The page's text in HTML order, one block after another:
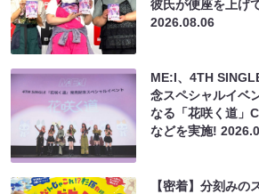
彼氏が便座を上げ
2026.08.06
ME:I、4TH
念スペシャルイベ
なる「花咲く道」
などを実施!
【密着】分刻みの